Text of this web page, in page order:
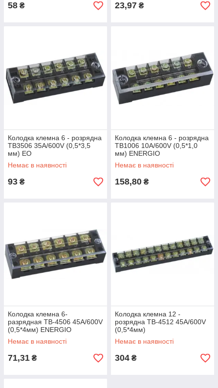
58 ₴ 23,97 ₴
Колодка клемна 6 - розрядна
ТВ3506 35А/600V (0,5*3,5
мм) ЕО
Немає в наявності
93 ₴
Колодка клемна 6 - розрядна
ТВ1006 10А/600V (0,5*1,0
мм) ENERGIO
Немає в наявності
158,80 ₴
Колодка клемна 6-
разрядная ТВ-4506 45А/600V
(0,5*4мм) ENERGIO
Немає в наявності
71,31 ₴
Колодка клемна 12 -
розрядна ТВ-4512 45А/600V
(0,5*4мм)
Немає в наявності
304 ₴